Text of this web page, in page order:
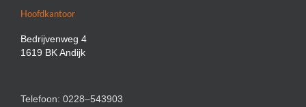
Hoofdkantoor
Bedrijvenweg 4
1619 BK Andijk
Telefoon: 0228–543903